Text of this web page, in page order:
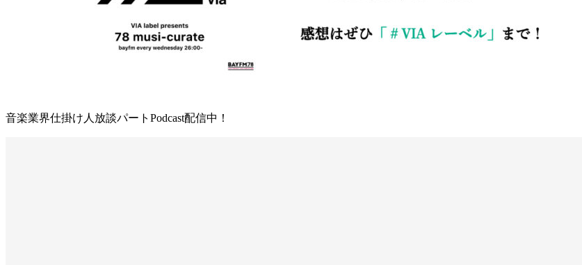
音楽業界仕掛け人放談パートPodcast配信中！